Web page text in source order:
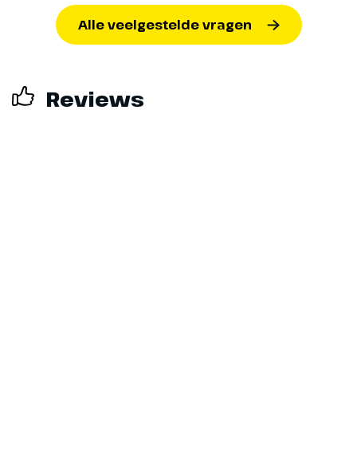
kamertype niet meer op voorraad hebben, maar dat je
de reis wel kunt boeken. We kunnen proberen om de
kamer extra voor je in te kopen. Een boeking op
beschikbaar is, maakt dit jouw aanvraag definitief.
Alle veelgestelde vragen
Reviews